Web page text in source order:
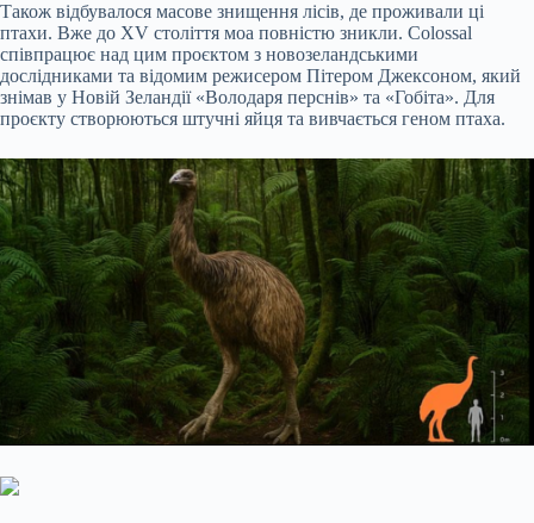
Також відбувалося масове знищення лісів, де проживали ці
птахи. Вже до XV століття моа повністю зникли. Colossal
співпрацює над цим проєктом з новозеландськими
дослідниками та відомим режисером Пітером Джексоном, який
знімав у Новій Зеландії «Володаря перснів» та «Гобіта». Для
проєкту створюються штучні яйця та вивчається геном птаха.